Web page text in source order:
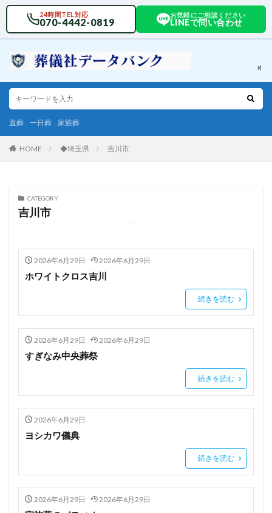
24時間TEL対応
070-4442-0819
お気軽にご相談ください
LINEで問い合わせ
直葬 一日葬 家族葬
HOME ◆埼玉県 吉川市
CATEGORY
吉川市
2026年6月29日 2026年6月29日
ホワイトクロス吉川
続きを読む
2026年6月29日 2026年6月29日
すぎなみ中央葬祭
続きを読む
2026年6月29日
ヨシカワ儀典
続きを読む
2026年6月29日 2026年6月29日